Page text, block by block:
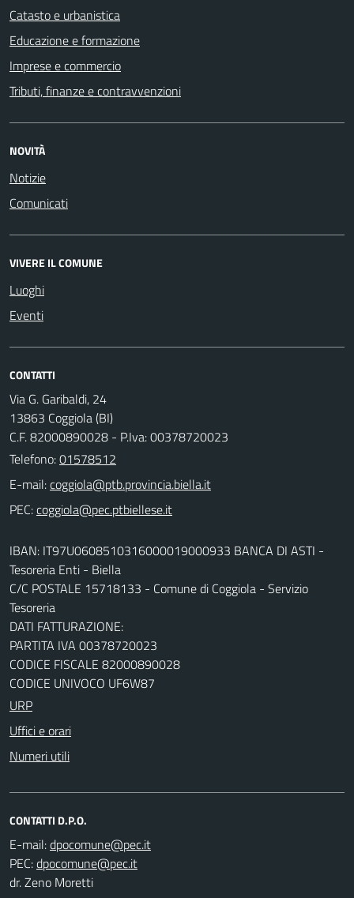
Catasto e urbanistica
Educazione e formazione
Imprese e commercio
Tributi, finanze e contravvenzioni
NOVITÀ
Notizie
Comunicati
VIVERE IL COMUNE
Luoghi
Eventi
CONTATTI
Via G. Garibaldi, 24
13863 Coggiola (BI)
C.F. 82000890028 - P.Iva: 00378720023
Telefono:01578512
E-mail:
PEC:
IBAN: IT97U0608510316000019000933 BANCA DI ASTI -
Tesoreria Enti - Biella
C/C POSTALE 15718133 - Comune di Coggiola - Servizio
Tesoreria
DATI FATTURAZIONE:
PARTITA IVA 00378720023
CODICE FISCALE 82000890028
CODICE UNIVOCO UF6W87
URP
Uffici e orari
Numeri utili
CONTATTI D.P.O.
E-mail:
PEC:
dr. Zeno Moretti